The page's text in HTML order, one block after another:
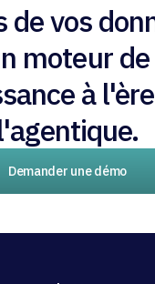
de vos
moteur de
à
Demander une démo